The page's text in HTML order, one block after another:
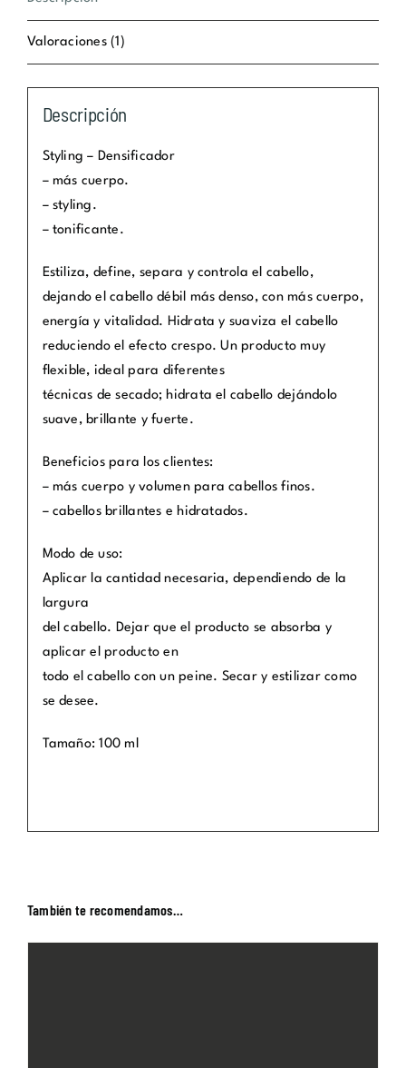
Valoraciones (1)
Descripción
Styling – Densificador
– más cuerpo.
– styling.
– tonificante.
Estiliza, define, separa y controla el cabello,
dejando el cabello débil más denso, con más cuerpo,
energía y vitalidad. Hidrata y suaviza el cabello
reduciendo el efecto crespo. Un producto muy
flexible, ideal para diferentes
técnicas de secado; hidrata el cabello dejándolo
suave, brillante y fuerte.
Beneficios para los clientes:
– más cuerpo y volumen para cabellos finos.
– cabellos brillantes e hidratados.
Modo de uso:
Aplicar la cantidad necesaria, dependiendo de la
largura
del cabello. Dejar que el producto se absorba y
aplicar el producto en
todo el cabello con un peine. Secar y estilizar como
se desee.
Tamaño: 100 ml
También te recomendamos…